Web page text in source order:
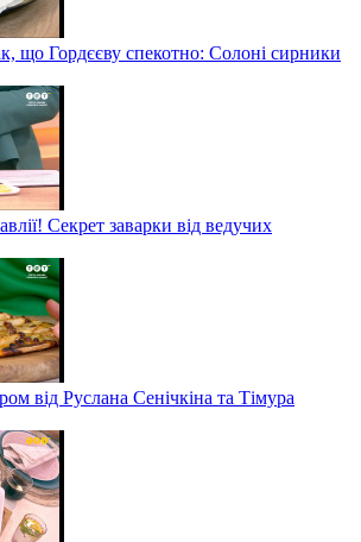
що Гордєєву спекотно: Солоні сирники
Секрет заварки від ведучих
від Руслана Сенічкіна та Тімура